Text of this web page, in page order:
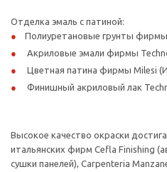
Отделка эмаль с патиной:
Полиуретановые грунты
Акриловые эмали фирмы
Цветная патина фирмы Milesi
Финишный акриловый лак
Высокое качество окраски
итальянских фирм Cefla Finishing
сушки панелей), Carpenteria